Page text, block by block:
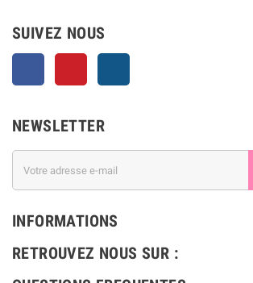
SUIVEZ NOUS
NEWSLETTER
INFORMATIONS
RETROUVEZ NOUS SUR :